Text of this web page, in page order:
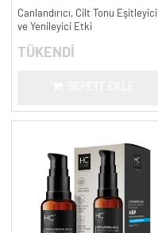
Canlandırıcı, Cilt Tonu Eşitleyici
ve Yenileyici Etki
TÜKENDİ